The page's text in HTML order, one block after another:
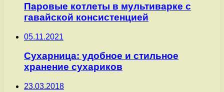
Паровые котлеты в мультиварке с
гавайской консистенцией
05.11.2021
Сухарница: удобное и стильное
хранение сухариков
23.03.2018